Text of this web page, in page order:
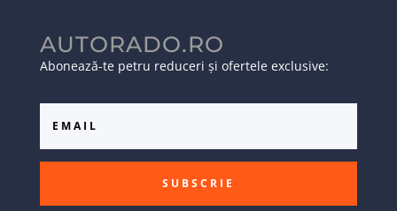
AUTORADO.RO
Abonează-te petru reduceri și ofertele exclusive:
SUBSCRIE